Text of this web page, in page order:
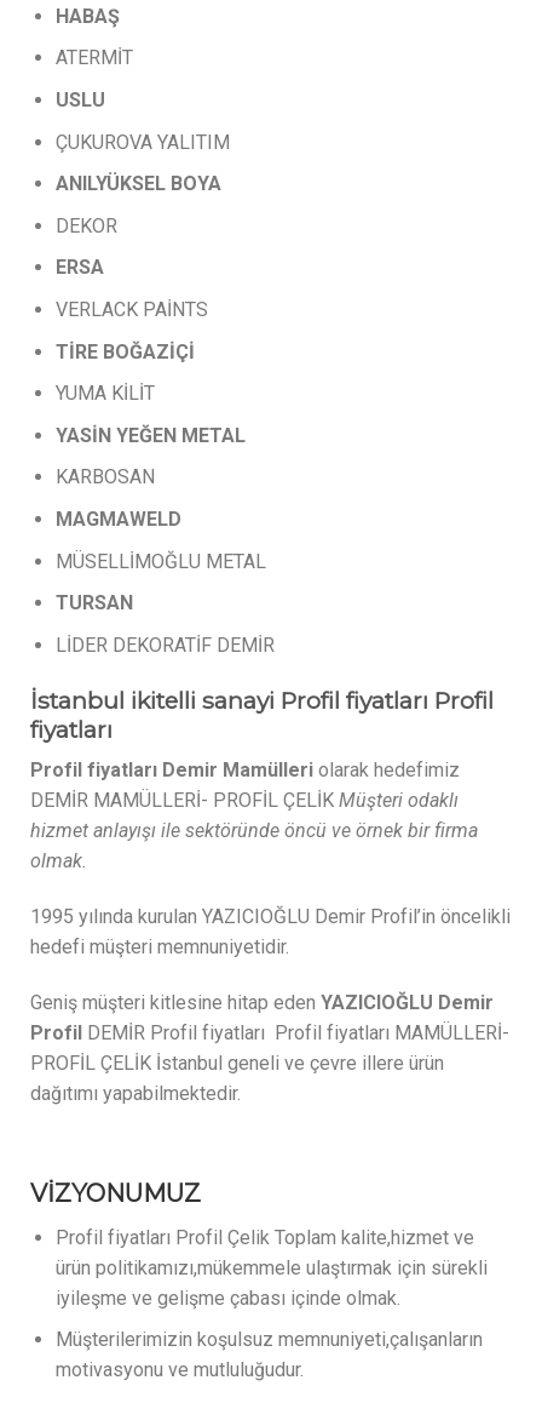
HABAŞ
ATERMİT
USLU
ÇUKUROVA YALITIM
ANILYÜKSEL BOYA
DEKOR
ERSA
VERLACK PAİNTS
TİRE BOĞAZİÇİ
YUMA KİLİT
YASİN YEĞEN METAL
KARBOSAN
MAGMAWELD
MÜSELLİMOĞLU METAL
TURSAN
LİDER DEKORATİF DEMİR
İstanbul ikitelli sanayi Profil fiyatları Profil
fiyatları
Profil fiyatları Demir Mamülleri olarak hedefimiz
DEMİR MAMÜLLERİ- PROFİL ÇELİK Müşteri odaklı
hizmet anlayışı ile sektöründe öncü ve örnek bir firma
olmak.
1995 yılında kurulan YAZICIOĞLU Demir Profil’in öncelikli
hedefi müşteri memnuniyetidir.
Geniş müşteri kitlesine hitap eden YAZICIOĞLU Demir
Profil DEMİR Profil fiyatları Profil fiyatları MAMÜLLERİ-
PROFİL ÇELİK İstanbul geneli ve çevre illere ürün
dağıtımı yapabilmektedir.
VİZYONUMUZ
Profil fiyatları Profil Çelik Toplam kalite,hizmet ve
ürün politikamızı,mükemmele ulaştırmak için sürekli
iyileşme ve gelişme çabası içinde olmak.
Müşterilerimizin koşulsuz memnuniyeti,çalışanların
motivasyonu ve mutluluğudur.